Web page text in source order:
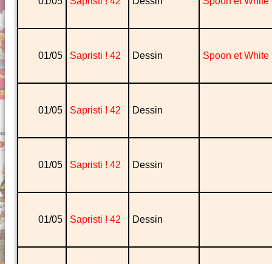
01/05 Sapristi ! 42 Dessin Spoon et White
01/05 Sapristi ! 42 Dessin
01/05 Sapristi ! 42 Dessin
01/05 Sapristi ! 42 Dessin